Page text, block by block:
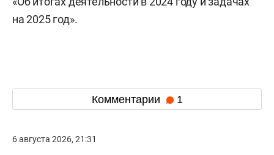
на 2025 год».
Комментарии 1
6 августа 2026, 21:31